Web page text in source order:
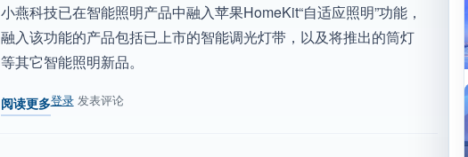
小燕科技已在智能照明产品中融入苹果HomeKit“自适应照明”功能，
融入该功能的产品包括已上市的智能调光灯带，以及将推出的筒灯
等其它智能照明新品。
阅读更多
关于 小燕科技智能照明产品融入苹果HomeKit自适应照明功能
登录发表评论